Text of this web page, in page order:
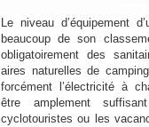
Le niveau d’équipement
beaucoup de son
obligatoirement des
aires naturelles de
forcément l’électricité à
être amplement
cyclotouristes ou les